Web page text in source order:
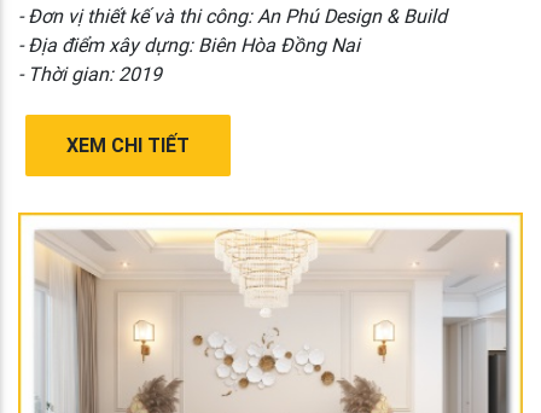
- Đơn vị thiết kế và thi công: An Phú Design & Build
- Địa điểm xây dựng: Biên Hòa Đồng Nai
- Thời gian: 2019
XEM CHI TIẾT